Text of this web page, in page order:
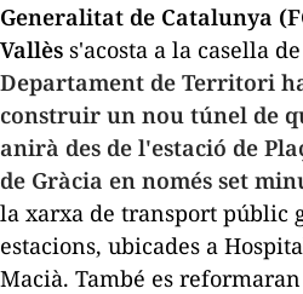
Generalitat de Catalunya
Vallès s'acosta a la casella
Departament de Territori
construir un nou túnel de
anirà des de l'estació de
de Gràcia en només set
la xarxa de transport públic
estacions, ubicades a
Macià. També es